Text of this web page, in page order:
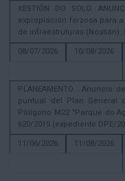
XESTIÓN DO SOLO.
expropiación forzosa para
de infraestruturas (Nostián).
08/07/2026
10/08/2026
PLANEAMENTO .
puntual del Plan General
Polígono M22 "Parque do
620/2015 (expediente DPE/
11/06/2026
11/08/2026